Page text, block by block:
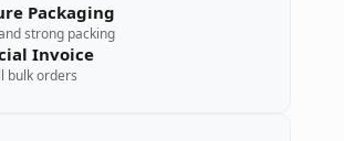
Packaging
strong packing
Invoice
bulk orders